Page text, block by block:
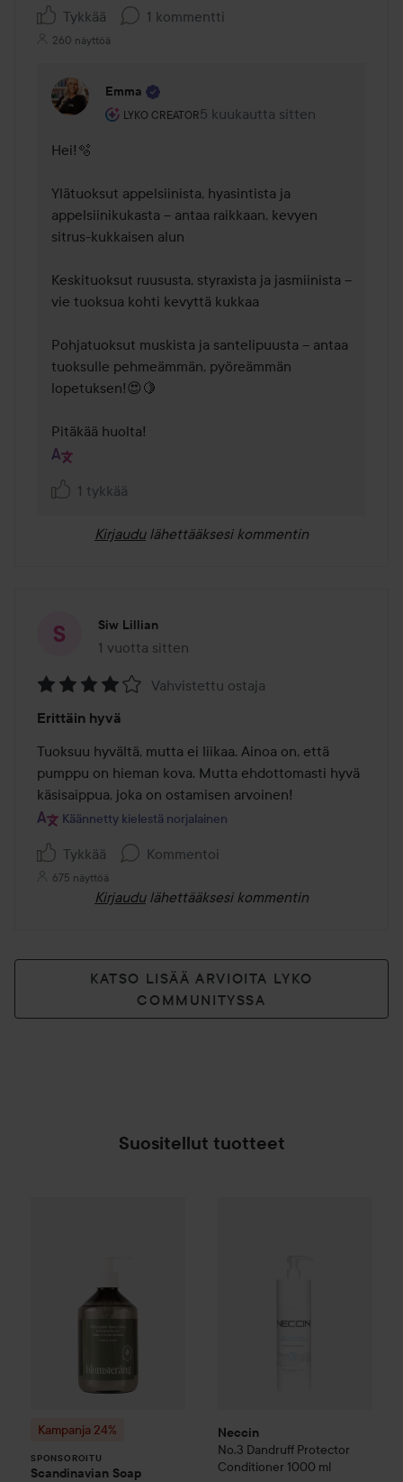
Tykkää 1 kommentti
260 näyttöä
Emma
LYKO CREATOR
Käyttäjän rooli: Lyko Creator.
5 kuukautta sitten
Kommentti lisättiin 5
Hei!🫧
Ylätuoksut appelsiinista, hyasintista ja
appelsiinikukasta – antaa raikkaan, kevyen
sitrus-kukkaisen alun
Keskituoksut ruususta, styraxista ja jasmiinista –
vie tuoksua kohti kevyttä kukkaa
Pohjatuoksut muskista ja santelipuusta – antaa
tuoksulle pehmeämmän, pyöreämmän
lopetuksen!😍🍋
Pitäkää huolta!
1 tykkää
Kirjaudu lähettääksesi kommentin
Siw Lillian
1 vuotta sitten
Viesti luotiin 1 vuotta sitten
4
/
5
Vahvistettu ostaja
Erittäin hyvä
Tuoksuu hyvältä, mutta ei liikaa. Ainoa on, että
pumppu on hieman kova. Mutta ehdottomasti hyvä
käsisaippua, joka on ostamisen arvoinen!
Käännetty kielestä norjalainen
Tykkää Kommentoi
675 näyttöä
Kirjaudu lähettääksesi kommentin
KATSO LISÄÄ ARVIOITA LYKO
COMMUNITYSSA
Suositellut tuotteet
Kampanja 24%
SPONSOROITU
Scandinavian Soap
Neccin
No.3 Dandruff Protector
Conditioner 1000 ml